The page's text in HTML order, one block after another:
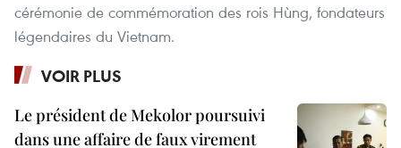
cérémonie de commémoration des rois Hùng, fondateurs
légendaires du Vietnam.
VOIR PLUS
Le président de Mekolor poursuivi
dans une affaire de faux virement